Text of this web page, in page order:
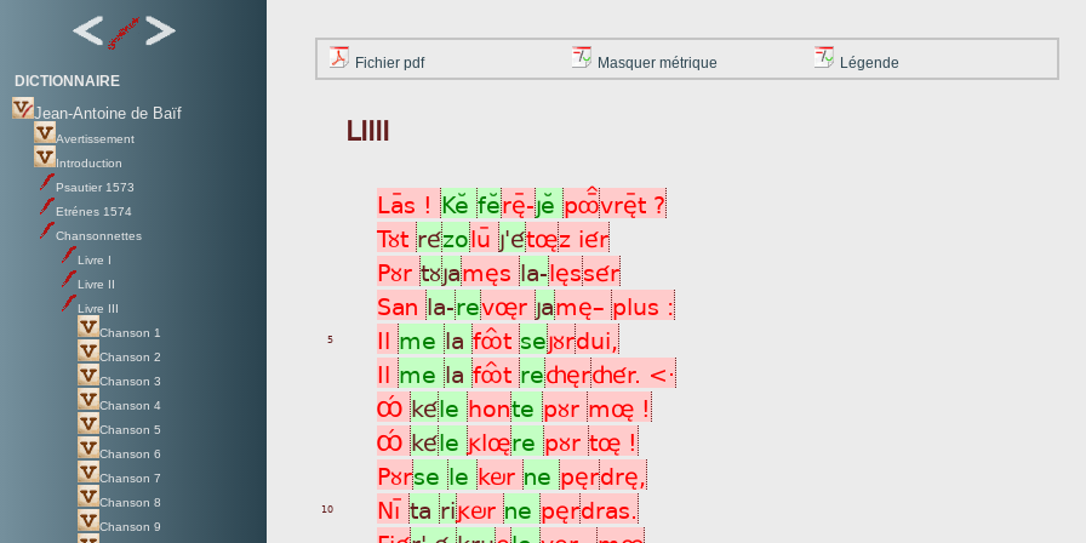
DICTIONNAIRE
Jean-Antoine de Baïf
Avertissement
Introduction
Psautier 1573
Etrénes 1574
Chansonnettes
Livre I
Livre II
Livre III
Chanson 1
Chanson 2
Chanson 3
Chanson 4
Chanson 5
Chanson 6
Chanson 7
Chanson 8
Chanson 9
Fichier pdf Masquer métrique Légende
LIIII
Laÿs ! KeÂ feÂrèÿ-jeÂ pôÏvrèÿt ?
Tùt rézoluÿ j'étøz iér
Pùr tùjamès la-lèssér
San la-revør jamè_ plus :
5 Il me la fôÎt sejùrdui,
Il me la fôÎt reçèrçér. <·
ÔÊ kéle honte pùr mø !
ÔÊ kéle gløre pùr tø !
Pùrse le kör ne pèrdrè,
10 Nìþ ta rigör ne pèrdras.